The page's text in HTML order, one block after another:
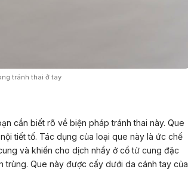
tránh thai ở tay
cần biết rõ về biện pháp tránh thai này. Que
tiết tố. Tác dụng của loại que này là ức chế
và khiến cho dịch nhầy ở cổ tử cung đặc
trùng. Que này được cấy dưới da cánh tay của